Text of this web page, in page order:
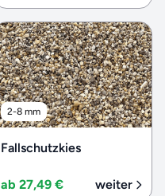
2-8 mm
Fallschutzkies
ab 27,49 € weiter